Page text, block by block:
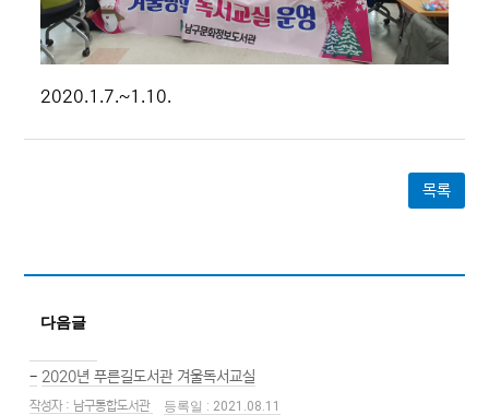
2020.1.7.~1.10.
목록
다음글
- 2020년 푸른길도서관 겨울독서교실
남구통합도서관 2021.08.11